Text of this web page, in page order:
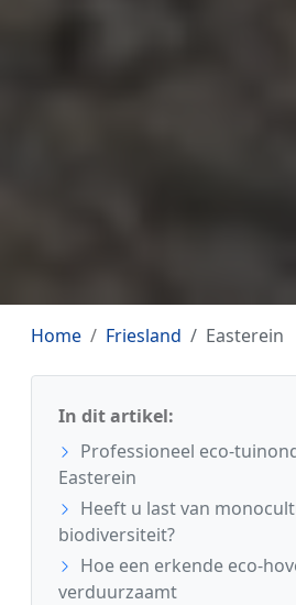
Home Friesland Easterein
In dit artikel:
Professioneel eco-
Easterein
Heeft u last van
biodiversiteit?
Hoe een erkende eco-
verduurzaamt